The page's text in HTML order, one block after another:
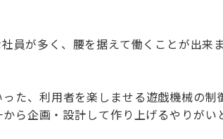
が多く、腰を据えて働くことが出来ま
た、利用者を楽しませる遊戯機械の制
ら企画・設計して作り上げるやりがい